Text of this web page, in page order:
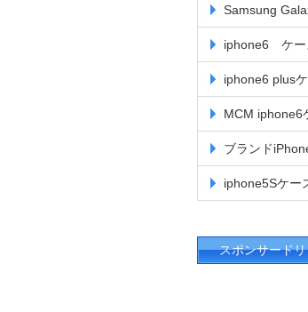
Samsung
iphone6 ケー
iphone6 plus
MCM iphone6
ブランド
iphone5Sケー
スポンサード